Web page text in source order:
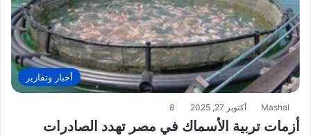
أخبار وتقارير
Mashal أكتوبر 27, 2025 8
أزمات تربية الأسماك في مصر تهدد الصادرات